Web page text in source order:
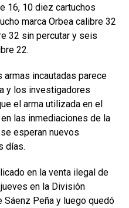
16, 10 diez cartuchos
marca Orbea calibre 32
32 sin percutar y seis
22.
armas incautadas parece
y los investigadores
el arma utilizada en el
las inmediaciones de la
esperan nuevos
días.
en la venta ilegal de
en la División
Sáenz Peña y luego quedó